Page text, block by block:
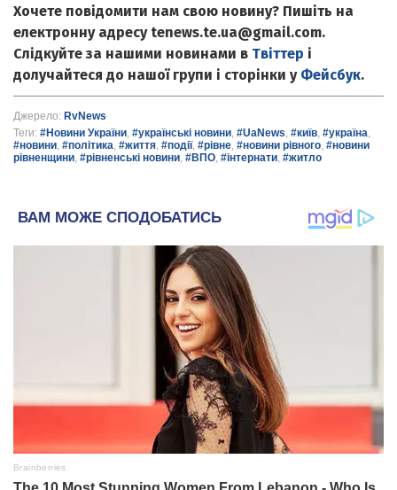
Хочете повідомити нам свою новину? Пишіть на
електронну адресу tenews.te.ua@gmail.com.
Слідкуйте за нашими новинами в Твіттер і
долучайтеся до нашої групи і сторінки у Фейсбук.
Джерело: RvNews
Теги: #Новини України, #українські новини, #UaNews, #київ, #україна,
#новини, #політика, #життя, #події, #рівне, #новини рівного, #новини
рівненщини, #рівненські новини, #ВПО, #інтернати, #житло